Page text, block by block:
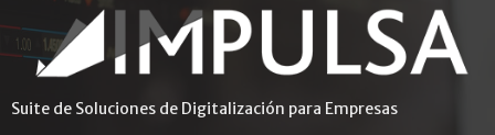
Suite de Soluciones de Digitalización para Empresas